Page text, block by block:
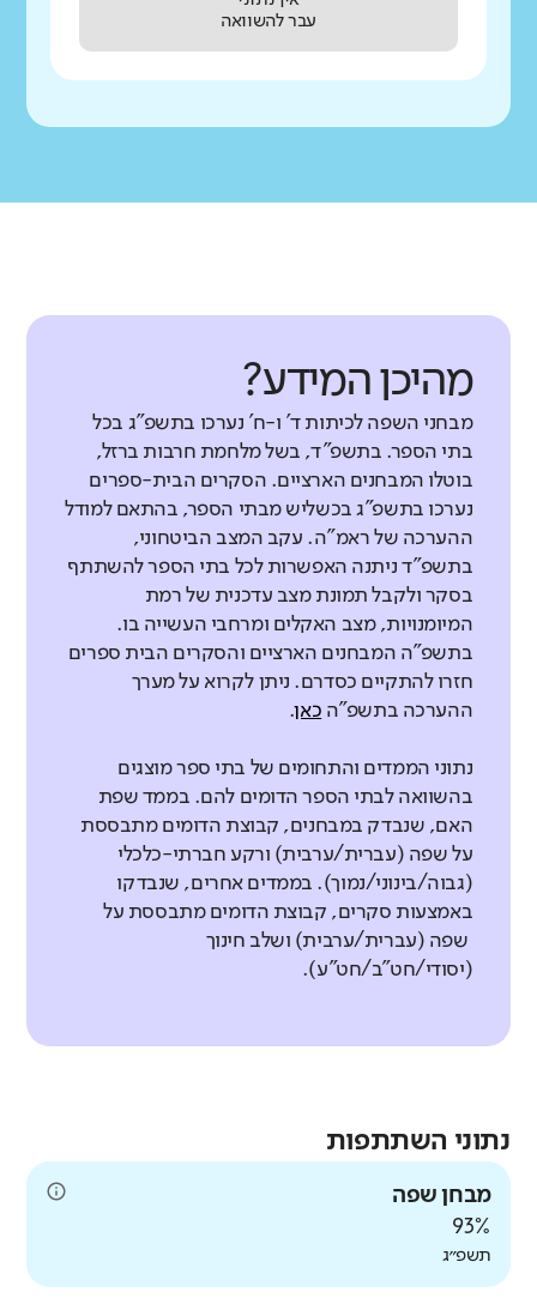
עבר להשוואה
מהיכן המידע?
מבחני השפה לכיתות ד' ו-ח' נערכו בתשפ"ג בכל
בתי הספר. בתשפ"ד, בשל מלחמת חרבות ברזל,
בוטלו המבחנים הארציים. הסקרים הבית-ספרים
נערכו בתשפ"ג בכשליש מבתי הספר, בהתאם למודל
ההערכה של ראמ"ה. עקב המצב הביטחוני,
בתשפ"ד ניתנה האפשרות לכל בתי הספר להשתתף
בסקר ולקבל תמונת מצב עדכנית של רמת
המיומנויות, מצב האקלים ומרחבי העשייה בו.
בתשפ"ה המבחנים הארציים והסקרים הבית ספרים
חזרו להתקיים כסדרם. ניתן לקרוא על מערך
ההערכה בתשפ"ה כאן.
נתוני הממדים והתחומים של בתי ספר מוצגים
בהשוואה לבתי הספר הדומים להם. בממד שפת
האם, שנבדק במבחנים, קבוצת הדומים מתבססת
על שפה (עברית/ערבית) ורקע חברתי-כלכלי
(גבוה/בינוני/נמוך). בממדים אחרים, שנבדקו
באמצעות סקרים, קבוצת הדומים מתבססת על
שפה (עברית/ערבית) ושלב חינוך
(יסודי/חט"ב/חט"ע).
נתוני השתתפות
מבחן שפה
93%
תשפ״ג